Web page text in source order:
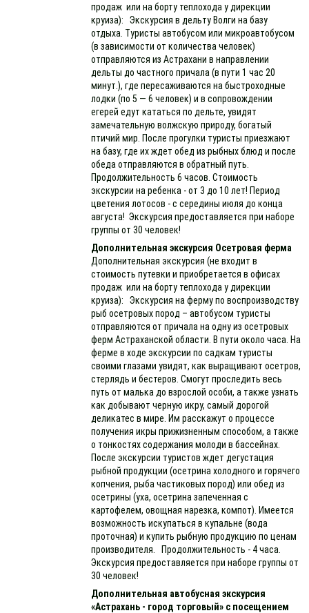
продаж или на борту теплохода у дирекции
круиза): Экскурсия в дельту Волги на базу
отдыха. Туристы автобусом или микроавтобусом
(в зависимости от количества человек)
отправляются из Астрахани в направлении
дельты до частного причала (в пути 1 час 20
минут.), где пересаживаются на быстроходные
лодки (по 5 — 6 человек) и в сопровождении
егерей едут кататься по дельте, увидят
замечательную волжскую природу, богатый
птичий мир. После прогулки туристы приезжают
на базу, где их ждет обед из рыбных блюд и после
обеда отправляются в обратный путь.
Продолжительность 6 часов. Стоимость
экскурсии на ребенка - от 3 до 10 лет! Период
цветения лотосов - с середины июля до конца
августа! Экскурсия предоставляется при наборе
группы от 30 человек!
Дополнительная экскурсия Осетровая ферма
Дополнительная экскурсия (не входит в
стоимость путевки и приобретается в офисах
продаж или на борту теплохода у дирекции
круиза): Экскурсия на ферму по воспроизводству
рыб осетровых пород – автобусом туристы
отправляются от причала на одну из осетровых
ферм Астраханской области. В пути около часа. На
ферме в ходе экскурсии по садкам туристы
своими глазами увидят, как выращивают осетров,
стерлядь и бестеров. Смогут проследить весь
путь от малька до взрослой особи, а также узнать
как добывают черную икру, самый дорогой
деликатес в мире. Им расскажут о процессе
получения икры прижизненным способом, а также
о тонкостях содержания молоди в бассейнах.
После экскурсии туристов ждет дегустация
рыбной продукции (осетрина холодного и горячего
копчения, рыба частиковых пород) или обед из
осетрины (уха, осетрина запеченная с
картофелем, овощная нарезка, компот). Имеется
возможность искупаться в купальне (вода
проточная) и купить рыбную продукцию по ценам
производителя. Продолжительность - 4 часа.
Экскурсия предоставляется при наборе группы от
30 человек!
Дополнительная автобусная экскурсия
«Астрахань - город торговый» с посещением